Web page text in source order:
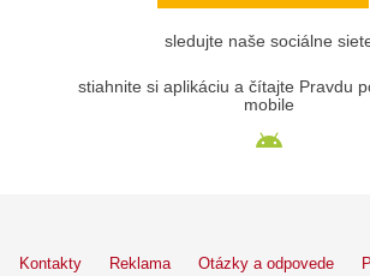
sledujte naše sociálne
stiahnite si aplikáciu a čítajte Pravdu
mobile
Kontakty Reklama Otázky a odpovede